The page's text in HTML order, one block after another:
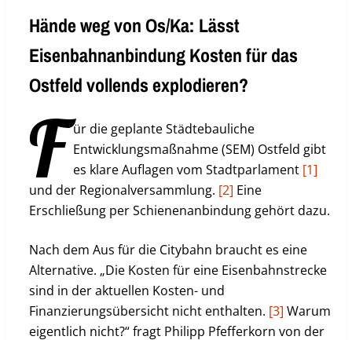
Hände weg von Os/Ka: Lässt
Eisenbahnanbindung Kosten für das
Ostfeld vollends explodieren?
F ür die geplante Städtebauliche
Entwicklungsmaßnahme (SEM) Ostfeld gibt
es klare Auflagen vom Stadtparlament [1]
und der Regionalversammlung. [2] Eine
Erschließung per Schienenanbindung gehört dazu.
Nach dem Aus für die Citybahn braucht es eine
Alternative. „Die Kosten für eine Eisenbahnstrecke
sind in der aktuellen Kosten- und
Finanzierungsübersicht nicht enthalten. [3] Warum
eigentlich nicht?“ fragt Philipp Pfefferkorn von der